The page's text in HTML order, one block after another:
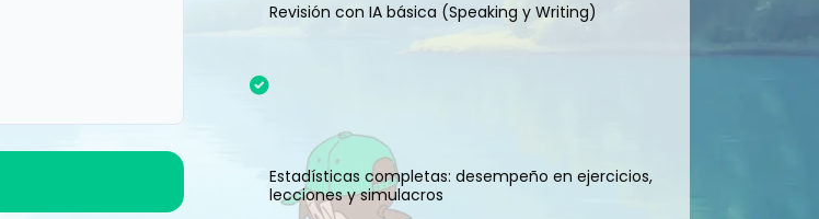
Revisión con IA básica (Speaking y Writing)
Estadísticas completas: desempeño en ejercicios,
lecciones y simulacros